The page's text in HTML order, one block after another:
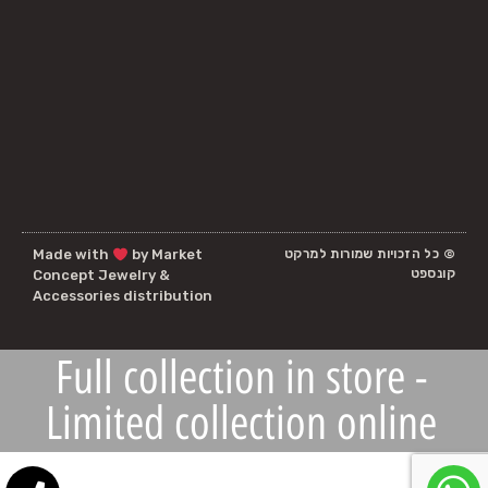
© כל הזכויות שמורות למרקט
קונספט
Made with
by Market
Concept Jewelry &
Accessories distribution
Full collection in store -
Limited collection online